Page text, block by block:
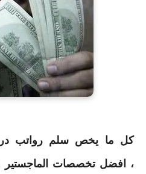
كل ما يخص سلم رواتب
، افضل تخصصات الماجستير